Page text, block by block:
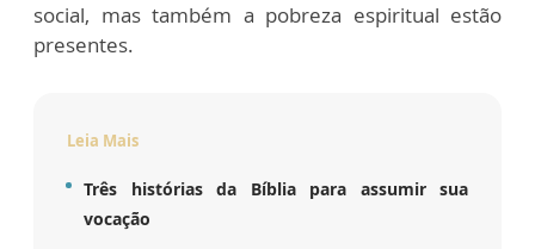
social, mas também a pobreza espiritual estão
presentes.
Leia Mais
Três histórias da Bíblia para assumir sua
vocação